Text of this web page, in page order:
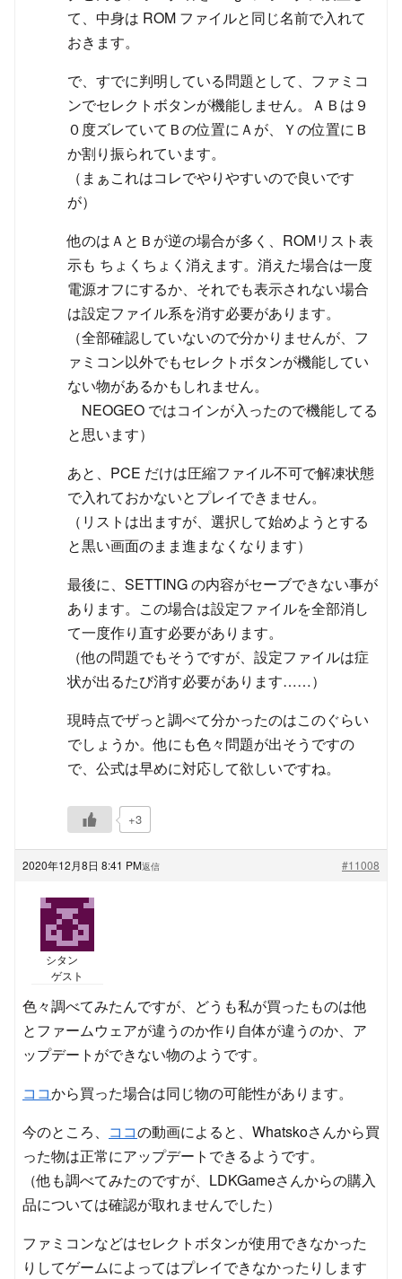
て、中身は ROM ファイルと同じ名前で入れて
おきます。
で、すでに判明している問題として、ファミコ
ンでセレクトボタンが機能しません。ＡＢは９
０度ズレていてＢの位置にＡが、Ｙの位置にＢ
か割り振られています。
（まぁこれはコレでやりやすいので良いです
が）
他のはＡとＢが逆の場合が多く、ROMリスト表
示も ちょくちょく消えます。消えた場合は一度
電源オフにするか、それでも表示されない場合
は設定ファイル系を消す必要があります。
（全部確認していないので分かりませんが、フ
ァミコン以外でもセレクトボタンが機能してい
ない物があるかもしれません。
NEOGEO ではコインが入ったので機能してる
と思います）
あと、PCE だけは圧縮ファイル不可で解凍状態
で入れておかないとプレイできません。
（リストは出ますが、選択して始めようとする
と黒い画面のまま進まなくなります）
最後に、SETTING の内容がセーブできない事が
あります。この場合は設定ファイルを全部消し
て一度作り直す必要があります。
（他の問題でもそうですが、設定ファイルは症
状が出るたび消す必要があります……）
現時点でザっと調べて分かったのはこのぐらい
でしょうか。他にも色々問題が出そうですの
で、公式は早めに対応して欲しいですね。
+3
2020年12月8日 8:41 PM #11008
返信
シタン
ゲスト
色々調べてみたんですが、どうも私が買ったものは他
とファームウェアが違うのか作り自体が違うのか、ア
ップデートができない物のようです。
ココから買った場合は同じ物の可能性があります。
今のところ、 ココの動画によると、Whatskoさんから買
った物は正常にアップデートできるようです。
（他も調べてみたのですが、LDKGameさんからの購入
品については確認が取れませんでした）
ファミコンなどはセレクトボタンが使用できなかった
りしてゲームによってはプレイできなかったりします